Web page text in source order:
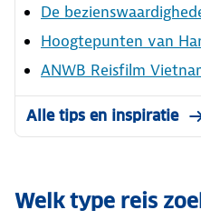
De
Hoogtepunten van
ANWB Reisfilm
Alle tips en inspiratie
Welk type reis